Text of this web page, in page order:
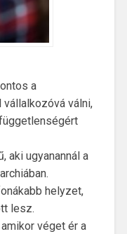
a
válni,
aki ugyanannál a
helyzet,
lesz.
véget ér a